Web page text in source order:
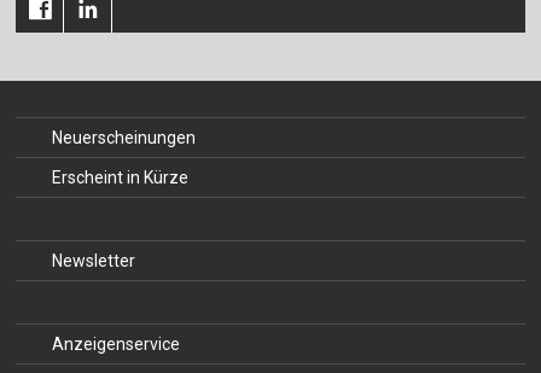
Neuerscheinungen
Erscheint in Kürze
Newsletter
Anzeigenservice